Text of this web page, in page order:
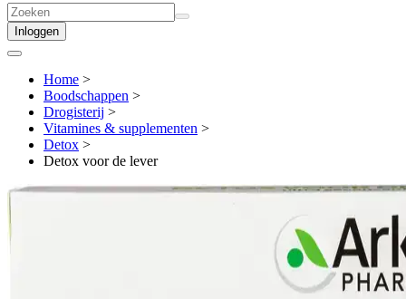
Inloggen
Home >
Boodschappen >
Drogisterij >
Vitamines & supplementen >
Detox >
Detox voor de lever